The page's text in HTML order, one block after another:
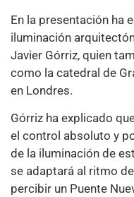
En la presentación ha
iluminación
Javier Górriz, quien
como la catedral de
en Londres.
Górriz ha explicado
el control absoluto y
de la iluminación de
se adaptará al ritmo
percibir un Puente